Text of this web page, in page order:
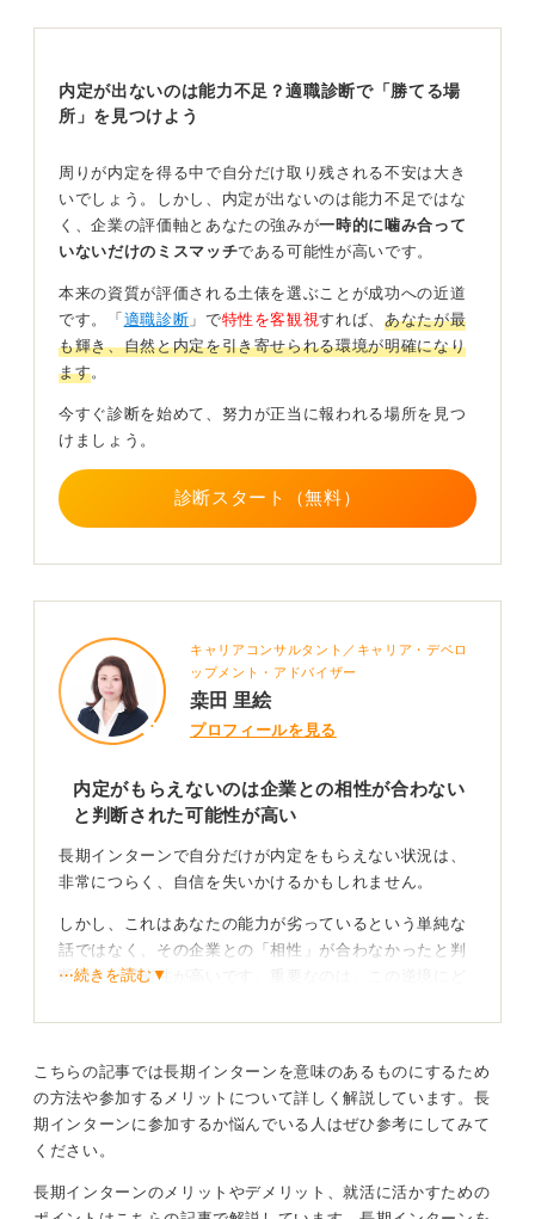
りする可能性は大いにあります。
リアを見つけるための貴重なデータとして活用しましょ
う。
0
内定が出ないのは能力不足？適職診断で「勝てる場
所」を見つけよう
周りが内定を得る中で自分だけ取り残される不安は大き
いでしょう。しかし、内定が出ないのは能力不足ではな
く、企業の評価軸とあなたの強みが一時的に噛み合って
いないだけのミスマッチである可能性が高いです。
本来の資質が評価される土俵を選ぶことが成功への近道
です。「 適職診断 」で特性を客観視すれば、あなたが最
も輝き、自然と内定を引き寄せられる環境が明確になり
ます。
今すぐ診断を始めて、努力が正当に報われる場所を見つ
けましょう。
診断スタート（無料）
キャリアコンサルタント／キャリア・デベロ
ップメント・アドバイザー
桒田 里絵
プロフィールを見る
内定がもらえないのは企業との相性が合わない
と判断された可能性が高い
長期インターンで自分だけが内定をもらえない状況は、
非常につらく、自信を失いかけるかもしれません。
しかし、これはあなたの能力が劣っているという単純な
話ではなく、その企業との「相性」が合わなかったと判
断された可能性が高いです。重要なのは、この逆境にど
積極的にインターンをやり遂げることです。仕事では、
自分だけが成果を出せないような苦しい状況は必ず訪れ
ます。
こで前向きな姿勢を貫き通すことで、企業側があなたの
⋯続きを読む▼
こちらの記事では長期インターンを意味のあるものにするため
の方法や参加するメリットについて詳しく解説しています。長
期インターンに参加するか悩んでいる人はぜひ参考にしてみて
ください。
長期インターンのメリットやデメリット、就活に活かすための